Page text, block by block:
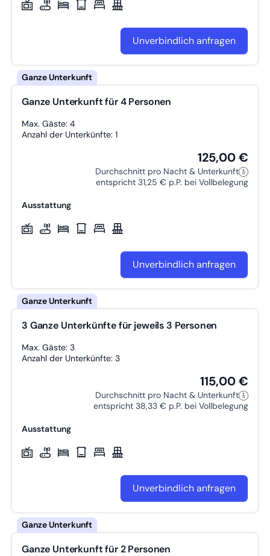
Unverbindlich anfragen
Ganze Unterkunft für 4 Personen
Max. Gäste: 4
Anzahl der Unterkünfte: 1
125,00 €
Durchschnitt pro Nacht & Unterkunft
entspricht 31,25 € p.P. bei Vollbelegung
Ausstattung
Unverbindlich anfragen
3 Ganze Unterkünfte für jeweils 3 Personen
Max. Gäste: 3
Anzahl der Unterkünfte: 3
115,00 €
Durchschnitt pro Nacht & Unterkunft
entspricht 38,33 € p.P. bei Vollbelegung
Ausstattung
Unverbindlich anfragen
Ganze Unterkunft für 2 Personen